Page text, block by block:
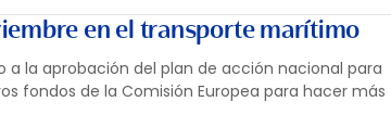
en el transporte marítimo
la aprobación del plan de acción nacional para
fondos de la Comisión Europea para hacer más